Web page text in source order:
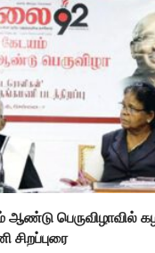
ஆண்டு பெருவிழாவில்
சிறப்புரை